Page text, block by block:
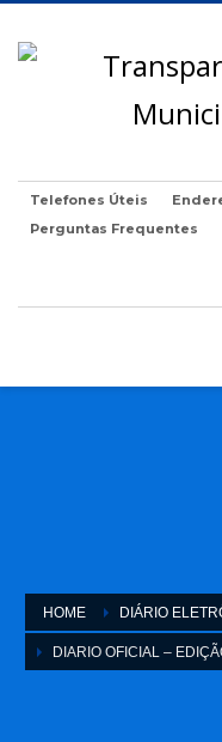
Telefones Úteis
Perguntas Frequentes
HOME DIÁRIO
DIARIO OFICIAL –